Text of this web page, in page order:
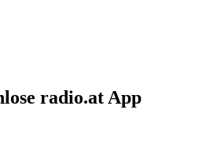
radio.at App